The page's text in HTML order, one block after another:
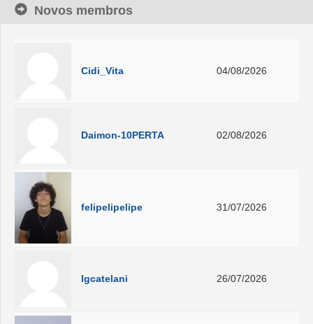
Novos membros
Cidi_Vita 04/08/2026
Daimon-10PERTA 02/08/2026
felipelipelipe 31/07/2026
lgcatelani 26/07/2026